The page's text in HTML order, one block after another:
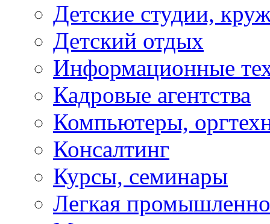
Детские студии,
Детский отдых
Информационные
Кадровые агентства
Компьютеры,
Консалтинг
Курсы, семинары
Легкая